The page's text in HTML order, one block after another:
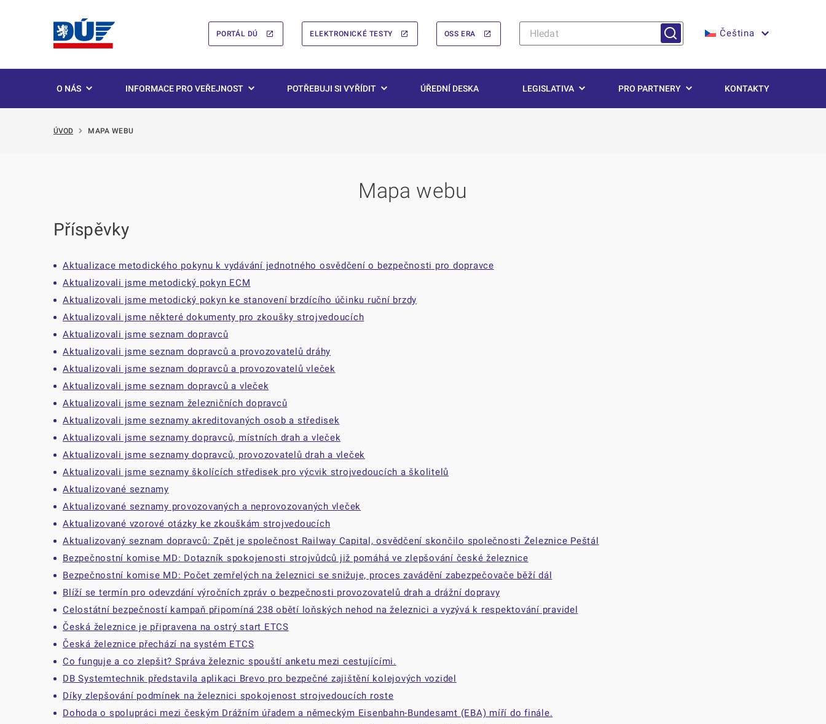
PORTÁL DÚ ELEKTRONICKÉ TESTY OSS ERA Čeština
O NÁS INFORMACE PRO VEŘEJNOST POTŘEBUJI SI VYŘÍDIT ÚŘEDNÍ DESKA LEGISLATIVA PRO PARTNERY KONTAKTY
ÚVOD MAPA WEBU
Mapa webu
Příspěvky
Aktualizace metodického pokynu k vydávání jednotného osvědčení o bezpečnosti pro dopravce
Aktualizovali jsme metodický pokyn ECM
Aktualizovali jsme metodický pokyn ke stanovení brzdícího účinku ruční brzdy
Aktualizovali jsme některé dokumenty pro zkoušky strojvedoucích
Aktualizovali jsme seznam dopravců
Aktualizovali jsme seznam dopravců a provozovatelů dráhy
Aktualizovali jsme seznam dopravců a provozovatelů vleček
Aktualizovali jsme seznam dopravců a vleček
Aktualizovali jsme seznam železničních dopravců
Aktualizovali jsme seznamy akreditovaných osob a středisek
Aktualizovali jsme seznamy dopravců, místních drah a vleček
Aktualizovali jsme seznamy dopravců, provozovatelů drah a vleček
Aktualizovali jsme seznamy školících středisek pro výcvik strojvedoucích a školitelů
Aktualizované seznamy
Aktualizované seznamy provozovaných a neprovozovaných vleček
Aktualizované vzorové otázky ke zkouškám strojvedoucích
Aktualizovaný seznam dopravců: Zpět je společnost Railway Capital, osvědčení skončilo společnosti Železnice Peštál
Bezpečnostní komise MD: Dotazník spokojenosti strojvůdců již pomáhá ve zlepšování české železnice
Bezpečnostní komise MD: Počet zemřelých na železnici se snižuje, proces zavádění zabezpečovače běží dál
Blíží se termín pro odevzdání výročních zpráv o bezpečnosti provozovatelů drah a drážní dopravy
Celostátní bezpečností kampaň připomíná 238 obětí loňských nehod na železnici a vyzývá k respektování pravidel
Česká železnice je připravena na ostrý start ETCS
Česká železnice přechází na systém ETCS
Co funguje a co zlepšit? Správa železnic spouští anketu mezi cestujícími.
DB Systemtechnik představila aplikaci Brevo pro bezpečné zajištění kolejových vozidel
Díky zlepšování podmínek na železnici spokojenost strojvedoucích roste
Dohoda o spolupráci mezi českým Drážním úřadem a německým Eisenbahn-Bundesamt (EBA) míří do finále.